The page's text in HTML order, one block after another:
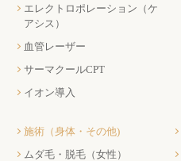
エレクトロポレーション（ケ
アシス）
血管レーザー
サーマクールCPT
イオン導入
施術（身体・その他)
ムダ毛・脱毛（女性）